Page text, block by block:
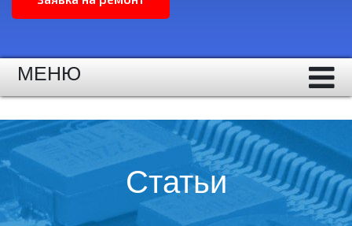
МЕНЮ
Статьи